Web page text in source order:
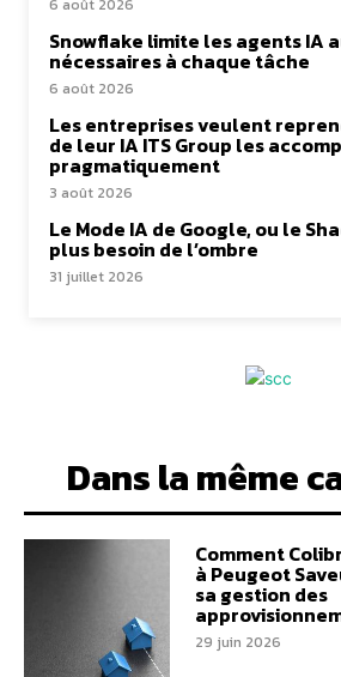
6 août 2026
Snowflake limite les agents IA
nécessaires à chaque tâche
6 août 2026
Les entreprises veulent
de leur IA ITS Group les
pragmatiquement
3 août 2026
Le Mode IA de Google, ou le
plus besoin de l’ombre
31 juillet 2026
Dans la même
Comment
à Peugeot
sa gestion des
29 juin 2026